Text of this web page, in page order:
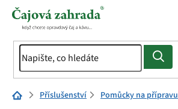
Přejít
Domů Příslušenství Pomůcky na přípravu